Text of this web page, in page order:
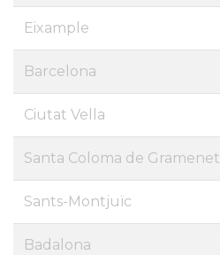
Eixample
Barcelona
Ciutat Vella
Santa Coloma de Gramenet
Sants-Montjuïc
Badalona